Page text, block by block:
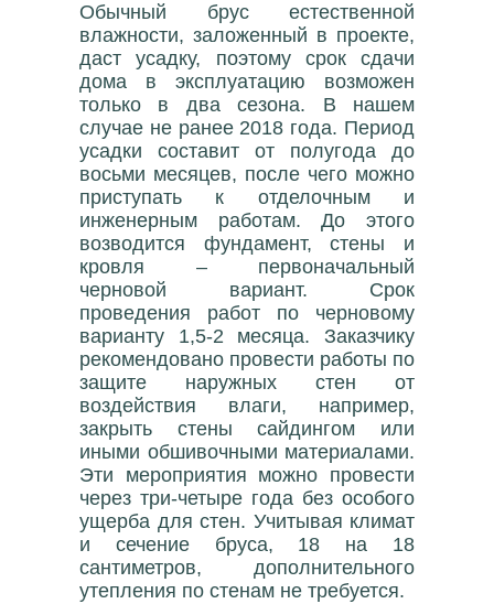
Обычный брус естественной
влажности, заложенный в проекте,
даст усадку, поэтому срок сдачи
дома в эксплуатацию возможен
только в два сезона. В нашем
случае не ранее 2018 года. Период
усадки составит от полугода до
восьми месяцев, после чего можно
приступать к отделочным и
инженерным работам. До этого
возводится фундамент, стены и
кровля – первоначальный
черновой вариант. Срок
проведения работ по черновому
варианту 1,5-2 месяца. Заказчику
рекомендовано провести работы по
защите наружных стен от
воздействия влаги, например,
закрыть стены сайдингом или
иными обшивочными материалами.
Эти мероприятия можно провести
через три-четыре года без особого
ущерба для стен. Учитывая климат
и сечение бруса, 18 на 18
сантиметров, дополнительного
утепления по стенам не требуется.